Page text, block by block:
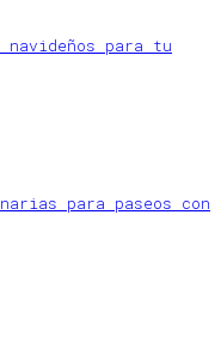
navideños para tu
para paseos con